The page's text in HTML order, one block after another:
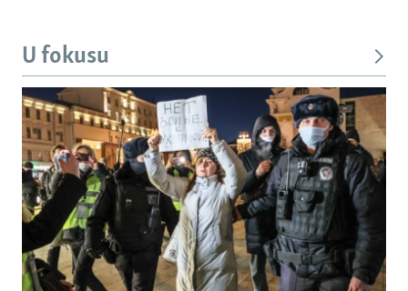
U fokusu